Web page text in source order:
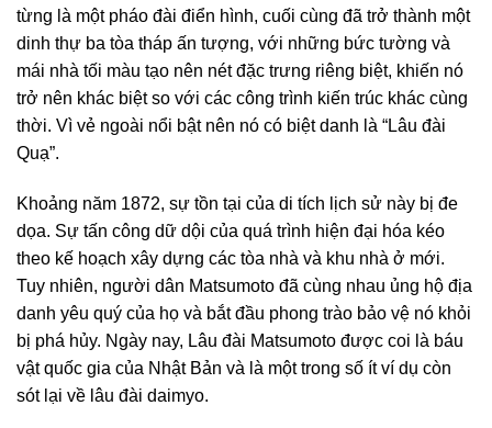
từng là một pháo đài điển hình, cuối cùng đã trở thành một
dinh thự ba tòa tháp ấn tượng, với những bức tường và
mái nhà tối màu tạo nên nét đặc trưng riêng biệt, khiến nó
trở nên khác biệt so với các công trình kiến trúc khác cùng
thời. Vì vẻ ngoài nổi bật nên nó có biệt danh là “Lâu đài
Quạ”.
Khoảng năm 1872, sự tồn tại của di tích lịch sử này bị đe
dọa. Sự tấn công dữ dội của quá trình hiện đại hóa kéo
theo kế hoạch xây dựng các tòa nhà và khu nhà ở mới.
Tuy nhiên, người dân Matsumoto đã cùng nhau ủng hộ địa
danh yêu quý của họ và bắt đầu phong trào bảo vệ nó khỏi
bị phá hủy. Ngày nay, Lâu đài Matsumoto được coi là báu
vật quốc gia của Nhật Bản và là một trong số ít ví dụ còn
sót lại về lâu đài daimyo.